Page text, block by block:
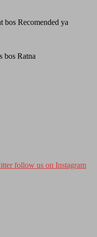
bos Recomended ya
bos Ratna
follow us on Instagram